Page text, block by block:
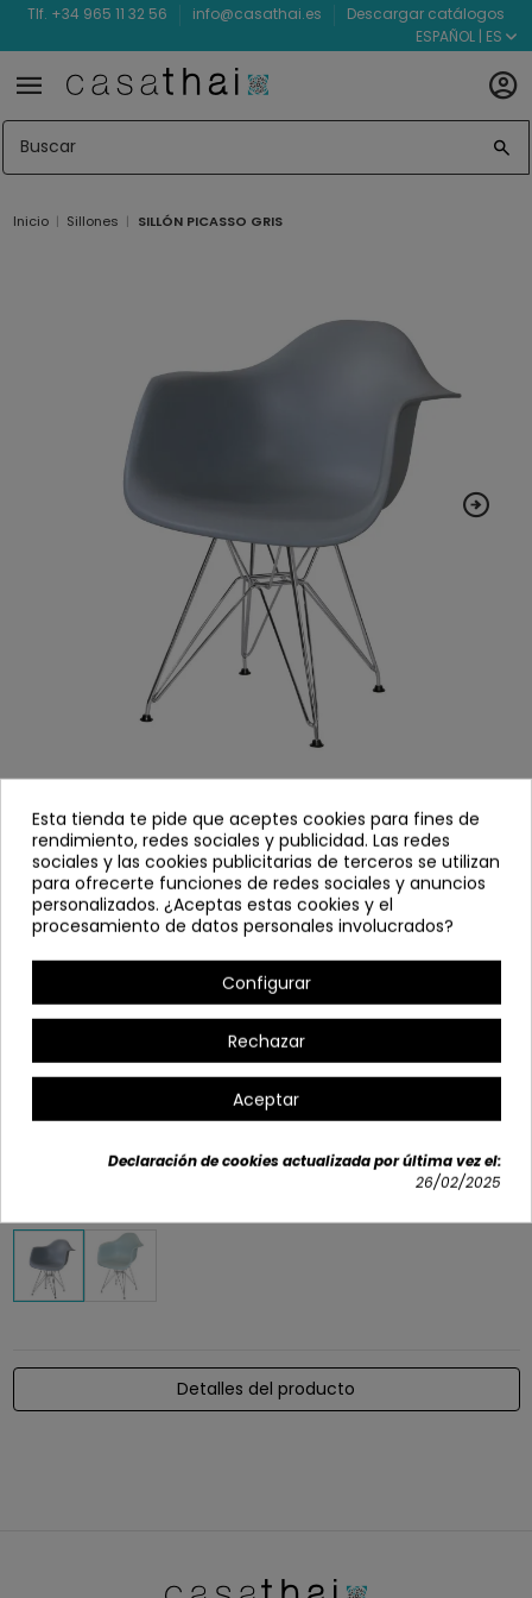
Tlf. +34 965 11 32 56 info@casathai.es
Descargar catálogos
ESPAÑOL | ES
Inicio Sillones SILLÓN PICASSO GRIS
SILLÓN PICASSO GRIS
Referencia 4111
Sillón fabricado en polipropileno mate color gris.
Patas de metal cromado.
Alto: 80 cm
Altura reposabrazos: 66 cm
Detalles del producto
Esta tienda te pide que aceptes cookies para fines de
rendimiento, redes sociales y publicidad. Las redes
sociales y las cookies publicitarias de terceros se utilizan
para ofrecerte funciones de redes sociales y anuncios
personalizados. ¿Aceptas estas cookies y el
procesamiento de datos personales involucrados?
Configurar
Rechazar
Aceptar
Declaración de cookies actualizada por última vez el:
26/02/2025